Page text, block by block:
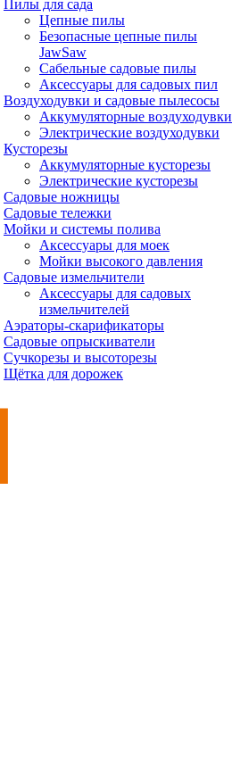
Пилы для сада
Цепные пилы
Безопасные цепные пилы
JawSaw
Сабельные садовые пилы
Аксессуары для садовых пил
Воздуходувки и садовые пылесосы
Аккумуляторные воздуходувки
Электрические воздуходувки
Кусторезы
Аккумуляторные кусторезы
Электрические кусторезы
Садовые ножницы
Садовые тележки
Мойки и системы полива
Аксессуары для моек
Мойки высокого давления
Садовые измельчители
Аксессуары для садовых
измельчителей
Аэраторы-скарификаторы
Садовые опрыскиватели
Сучкорезы и высоторезы
Щётка для дорожек